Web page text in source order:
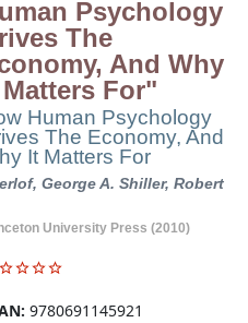
Psychology
The
And Why
For"
Human Psychology
The Economy, And
It Matters For
George A. Shiller, Robert
University Press (2010)
9780691145921